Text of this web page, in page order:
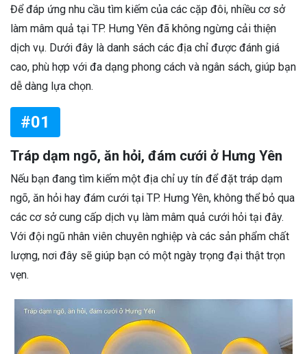
Để đáp ứng nhu cầu tìm kiếm của các cặp đôi, nhiều cơ sở
làm mâm quả tại TP. Hưng Yên đã không ngừng cải thiện
dịch vụ. Dưới đây là danh sách các địa chỉ được đánh giá
cao, phù hợp với đa dạng phong cách và ngân sách, giúp bạn
dễ dàng lựa chọn.
#01
Tráp dạm ngõ, ăn hỏi, đám cưới ở Hưng Yên
Nếu bạn đang tìm kiếm một địa chỉ uy tín để đặt tráp dạm
ngõ, ăn hỏi hay đám cưới tại TP. Hưng Yên, không thể bỏ qua
các cơ sở cung cấp dịch vụ làm mâm quả cưới hỏi tại đây.
Với đội ngũ nhân viên chuyên nghiệp và các sản phẩm chất
lượng, nơi đây sẽ giúp bạn có một ngày trọng đại thật trọn
vẹn.